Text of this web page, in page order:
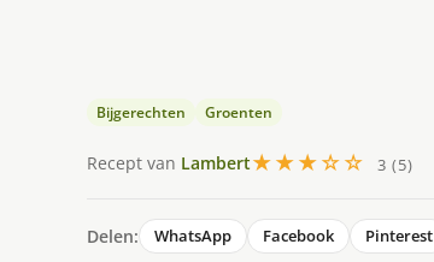
Bijgerechten Groenten
Recept van Lambert★★★☆☆ 3 (5)
Delen: WhatsApp Facebook Pinterest